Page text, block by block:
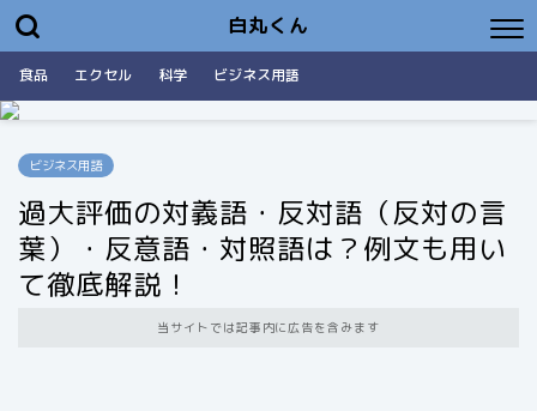
白丸くん
食品 エクセル 科学 ビジネス用語
ビジネス用語
過大評価の対義語・反対語（反対の言
葉）・反意語・対照語は？例文も用い
て徹底解説！
当サイトでは記事内に広告を含みます